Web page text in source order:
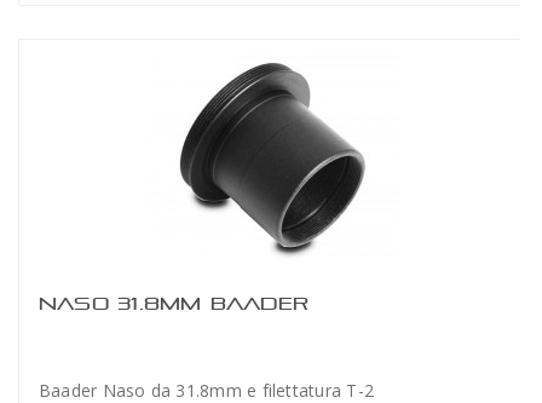
NASO 31.8MM BAADER
Baader Naso da 31.8mm e filettatura T-2